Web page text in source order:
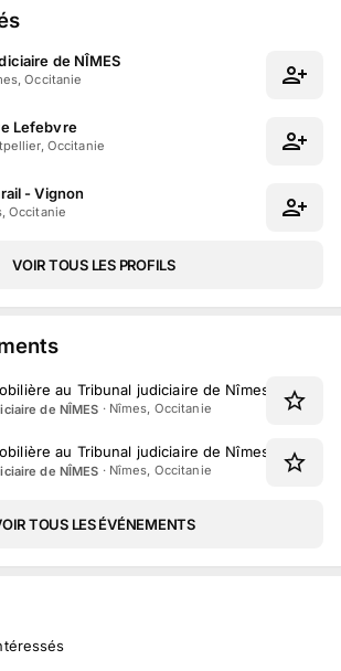
de NÎMES
Occitanie
Lefebvre
Occitanie
- Vignon
Occitanie
VOIR TOUS LES PROFILS
au Tribunal judiciaire de Nîmes le 10
de NÎMES · Nîmes, Occitanie
au Tribunal judiciaire de Nîmes le 24
de NÎMES · Nîmes, Occitanie
TOUS LES ÉVÉNEMENTS
s